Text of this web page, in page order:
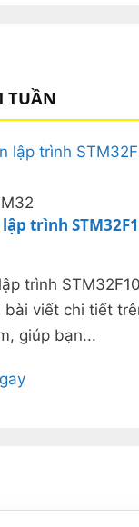
TUẦN
trình
trình
bài viết chi tiết
giúp bạn...